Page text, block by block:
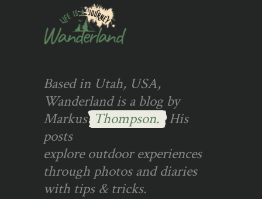
Based in Utah, USA,
Wanderland is a blog by
Markus Thompson. His
posts
explore outdoor experiences
through photos and diaries
with tips & tricks.